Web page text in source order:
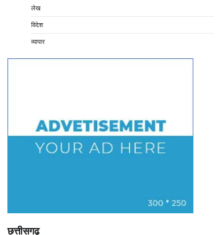
लेख
विदेश
व्यापार
छत्तीसगढ़